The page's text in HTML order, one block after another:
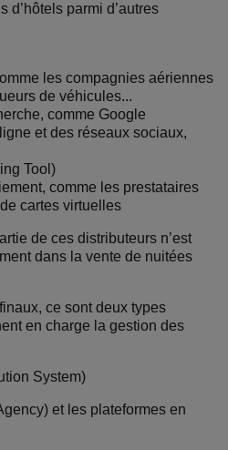
d’hôtels parmi d’autres
les compagnies aériennes
de véhicules...
comme Google
et des réseaux sociaux,
Tool)
comme les prestataires
cartes virtuelles
de ces distributeurs n’est
dans la vente de nuitées
ce sont deux types
en charge la gestion des
System)
et les plateformes en